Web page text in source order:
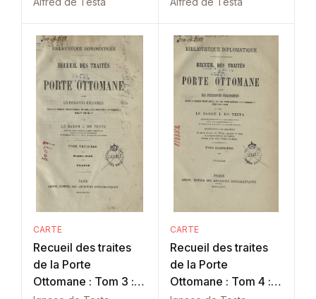
CARTE
Recueil des traites
de la Porte
Ottomane : Tom 3 :
CARTE
Recueil des traites
de la Porte
Ottomane : Tom 4 :